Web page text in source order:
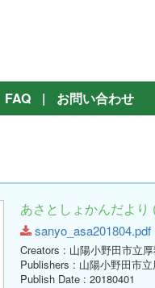
FAQ | お問い合わせ
あさとしょかんだよ
sanyo_asa201804.pdf
Creators : 山陽小野田市立
Publishers : 山陽小野田市
Publish Date : 20180401